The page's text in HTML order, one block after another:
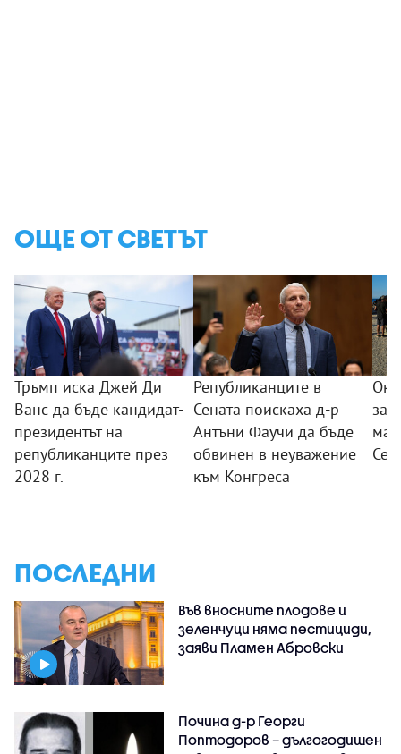
ОЩЕ ОТ СВЕТЪТ
Тръмп иска Джей Ди
Ванс да бъде кандидат-
президентът на
републиканците през
2028 г.
Републиканците в
Сената поискаха д-р
Антъни Фаучи да бъде
обвинен в неуважение
към Конгреса
ПОСЛЕДНИ
Във вносните плодове и
зеленчуци няма пестициди,
заяви Пламен Абровски
Почина д-р Георги
Поптодоров – дългогодишен